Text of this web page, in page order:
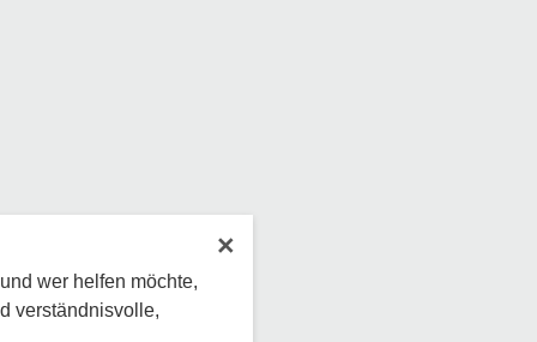
×
wer helfen möchte,
verständnisvolle,